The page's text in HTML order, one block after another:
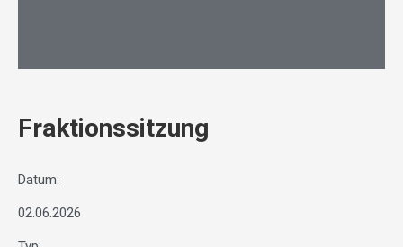
Fraktionssitzung
Datum:
02.06.2026